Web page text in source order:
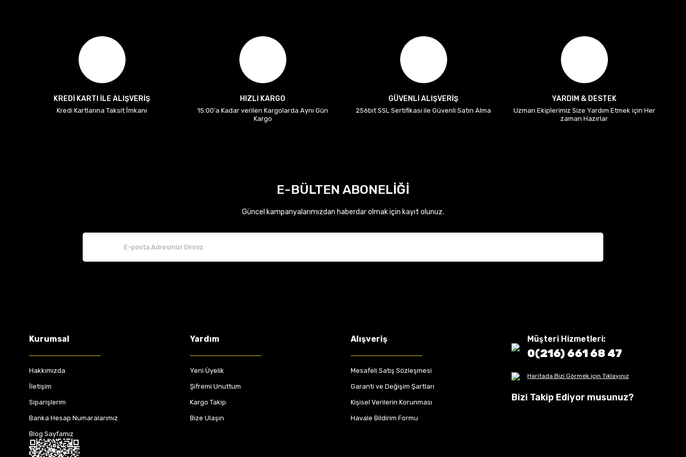
KREDİ KARTI İLE ALIŞVERİŞ
Kredi Kartlarına Taksit İmkanı
HIZLI KARGO
15:00'a Kadar verilen Kargolarda Aynı Gün
Kargo
GÜVENLİ ALIŞVERİŞ
256bit SSL Sertifikası ile Güvenli Satın Alma
YARDIM & DESTEK
Uzman Ekiplerimiz Size Yardım Etmek için Her
zaman Hazırlar
E-BÜLTEN ABONELİĞİ
Güncel kampanyalarımızdan haberdar olmak için kayıt olunuz.
Kurumsal
Hakkımızda
İletişim
Siparişlerim
Banka Hesap Numaralarımız
Blog Sayfamız
Yardım
Yeni Üyelik
Şifremi Unuttum
Kargo Takip
Bize Ulaşın
Alışveriş
Mesafeli Satış Sözleşmesi
Garanti ve Değişim Şartları
Kişisel Verilerin Korunması
Havale Bildirim Formu
Müşteri Hizmetleri:
0(216) 661 68 47
Haritada Bizi Görmek için Tıklayınız
Bizi Takip Ediyor musunuz?